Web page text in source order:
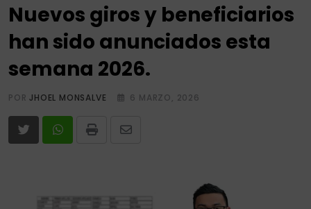
Nuevos giros y beneficiarios
han sido anunciados esta
semana 2026.
PORJHOEL MONSALVE 6 MARZO, 2026
Print
Share